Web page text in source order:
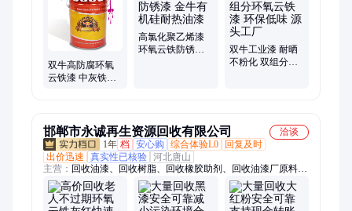
肪族聚氨酯漆、防火涂料、地坪漆、酚醛防锈漆、银粉漆
双牛高防腐环氧
云铁漆 中灰铁红
高氯化聚乙烯漆
环氧云铁防锈漆
双牛工业漆 耐晒
不粉化 双组分环
邯郸市永诚再生资源回收有限公司
洽谈
1年 档 安心购 综合体验L0
回复及时
出价迅速
真实性已核验 河北唐山
主营： 回收油漆、回收树脂、回收橡胶助剂、回收油漆厂原料、
回收橡胶、回收香精、回收热熔胶